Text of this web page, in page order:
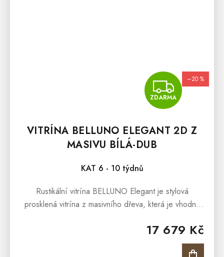
ZDARMA
–20 %
VITRÍNA BELLUNO ELEGANT 2D Z
MASIVU BÍLÁ-DUB
KAT 6 - 10 týdnů
17 679 Kč
Rustikální vitrína BELLUNO Elegant je stylová
prosklená vitrína z masivního dřeva, která je vhodná
Interiéry obohatí, oslní...